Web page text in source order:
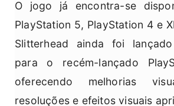
O jogo já encontra-se
PlayStation 5, PlayStation 4 e
Slitterhead ainda foi
para o recém-lançado
oferecendo melhorias
resoluções e efeitos visuais